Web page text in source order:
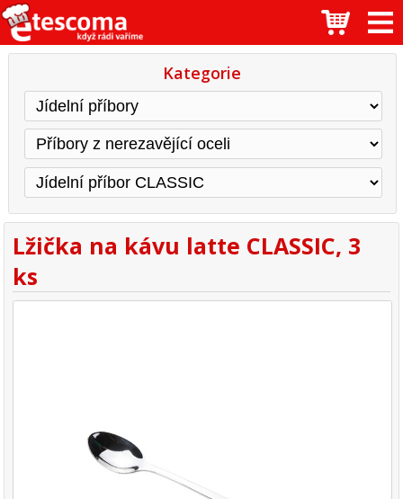
Kategorie
Lžička na kávu latte CLASSIC, 3
ks